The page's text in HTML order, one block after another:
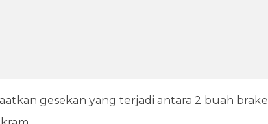
gesekan yang terjadi antara 2 buah brake